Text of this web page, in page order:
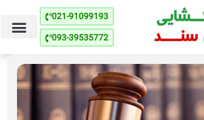
021-91099193
093-39535772